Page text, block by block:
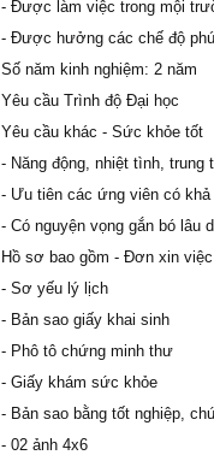
- Được làm việc trong mội
- Được hưởng các chế độ
Số năm kinh nghiệm: 2 năm
Yêu cầu Trình độ Đại học
Yêu cầu khác - Sức khỏe tốt
- Năng động, nhiệt tình, trung
- Ưu tiên các ứng viên có
- Có nguyện vọng gắn bó lâu
Hồ sơ bao gồm - Đơn xin việc
- Sơ yếu lý lịch
- Bản sao giấy khai sinh
- Phô tô chứng minh thư
- Giấy khám sức khỏe
- Bản sao bằng tốt nghiệp,
- 02 ảnh 4x6